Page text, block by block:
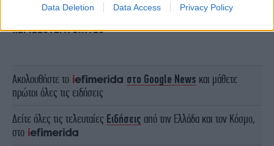
Data Deletion Data Access Privacy Policy
ΠΕΡΙΣΣΟΤΕΡΑ ΒΙΝΤΕΟ
Ακολουθήστε το στο Google News και μάθετε
πρώτοι όλες τις ειδήσεις
Δείτε όλες τις τελευταίες Ειδήσεις από την Ελλάδα και τον Κόσμο,
στο